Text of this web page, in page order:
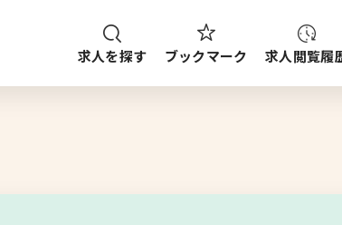
求人を探す ブックマーク 求人閲覧履